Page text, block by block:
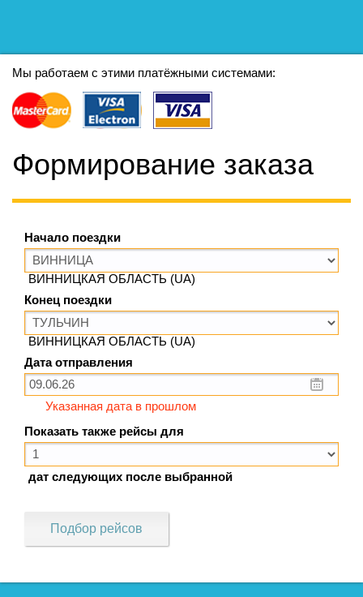
Мы работаем с этими платёжными системами:
Формирование заказа
Начало поездки
ВИННИЦКАЯ ОБЛАСТЬ (UA)
Конец поездки
ВИННИЦКАЯ ОБЛАСТЬ (UA)
Дата отправления
Указанная дата в прошлом
Показать также рейсы для
дат следующих после выбранной
Подбор рейсов